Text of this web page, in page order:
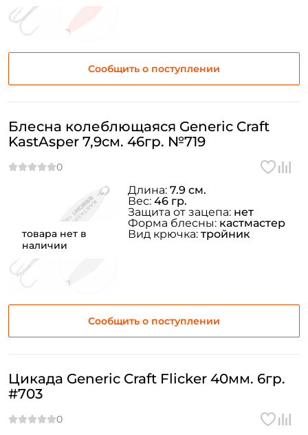
Сообщить о поступлении
товара нет в
наличии
Блесна колеблющаяся Generic Craft
KastAsper 7,9см. 46гр. №719
Сообщить о поступлении
Длина: 7.9 см.
Вес: 46 гр.
Защита от зацепа: нет
Форма блесны: кастмастер
Вид крючка: тройник
Цикада Generic Craft Flicker 40мм. 6гр.
#703